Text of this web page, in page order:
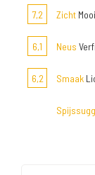
7,2
Zicht
6,1 Neus
6,2 Smaak